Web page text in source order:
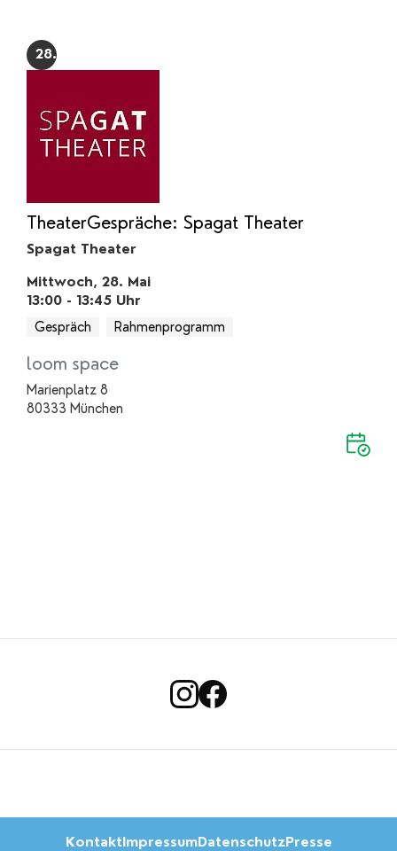
28.
TheaterGespräche: Spagat Theater
Spagat Theater
Mittwoch, 28. Mai
13:00 - 13:45 Uhr
Gespräch
Rahmenprogramm
loom space
Marienplatz 8
80333 München
KontaktImpressumDatenschutzPresse